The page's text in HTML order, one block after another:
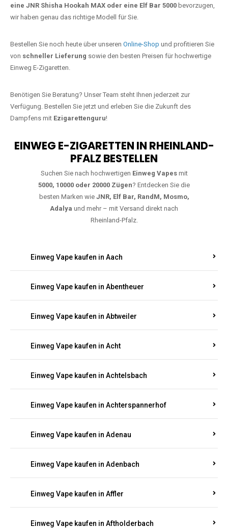
eine JNR Shisha Hookah MAX oder eine Elf Bar 5000 bevorzugen,
wir haben genau das richtige Modell für Sie.
Bestellen Sie noch heute über unseren Online-Shop und profitieren Sie
von schneller Lieferung sowie den besten Preisen für hochwertige
Einweg E-Zigaretten.
Benötigen Sie Beratung? Unser Team steht Ihnen jederzeit zur
Verfügung. Bestellen Sie jetzt und erleben Sie die Zukunft des
Dampfens mit Ezigarettenguru!
EINWEG E-ZIGARETTEN IN RHEINLAND-
PFALZ BESTELLEN
Suchen Sie nach hochwertigen Einweg Vapesmit
5000, 10000 oder 20000 Zügen? Entdecken Sie die
besten Marken wie JNR, Elf Bar, RandM, Mosmo,
Adalya und mehr – mit Versand direkt nach
Rheinland-Pfalz.
Einweg Vape kaufen in Aach
Einweg Vape kaufen in Abentheuer
Einweg Vape kaufen in Abtweiler
Einweg Vape kaufen in Acht
Einweg Vape kaufen in Achtelsbach
Einweg Vape kaufen in Achterspannerhof
Einweg Vape kaufen in Adenau
Einweg Vape kaufen in Adenbach
Einweg Vape kaufen in Affler
Einweg Vape kaufen in Aftholderbach